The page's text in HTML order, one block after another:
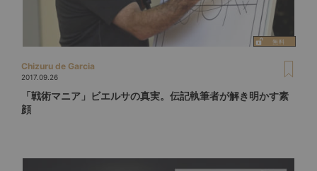
Chizuru de Garcia
2017.09.26
「戦術マニア」ビエルサの真実。伝記執筆者が解き明かす素
顔